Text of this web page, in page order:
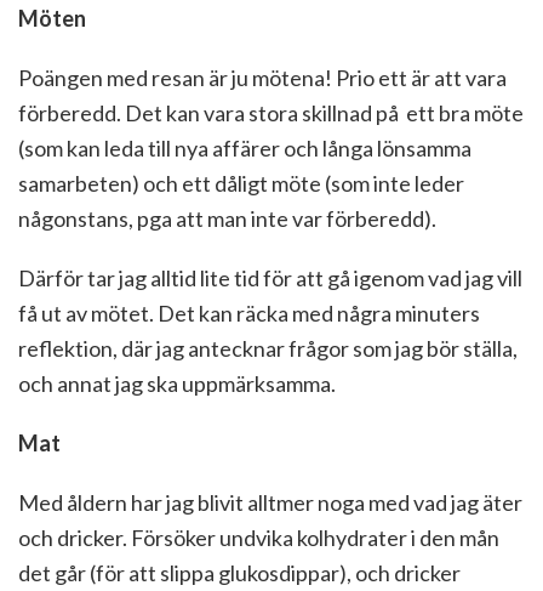
Möten
Poängen med resan är ju mötena! Prio ett är att vara
förberedd. Det kan vara stora skillnad på ett bra möte
(som kan leda till nya affärer och långa lönsamma
samarbeten) och ett dåligt möte (som inte leder
någonstans, pga att man inte var förberedd).
Därför tar jag alltid lite tid för att gå igenom vad jag vill
få ut av mötet. Det kan räcka med några minuters
reflektion, där jag antecknar frågor som jag bör ställa,
och annat jag ska uppmärksamma.
Mat
Med åldern har jag blivit alltmer noga med vad jag äter
och dricker. Försöker undvika kolhydrater i den mån
det går (för att slippa glukosdippar), och dricker